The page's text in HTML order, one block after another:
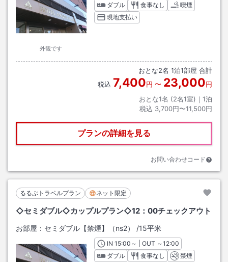
外観です
ダブル
食事なし
喫煙
現地支払い
おとな2名 1泊1部屋 合計
税込 7,400円 〜 23,000円
おとな1名 (2名1室)｜ 1泊
税込 3,700円〜11,500円
プランの詳細を見る
お問い合わせコード
るるぶトラベルプラン ネット限定
◇セミダブル◇カップルプラン◇12：00チェックアウト
お部屋： セミダブル【禁煙】（ns2） /15平米
INチェックイン
15:00 ～ | OUT チェックアウト
～12:00
ダブル
食事なし
禁煙